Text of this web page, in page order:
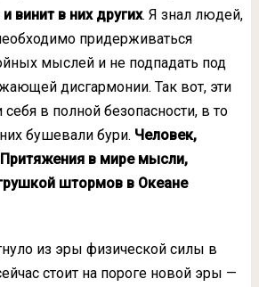
винит в них других. Я знал людей,
придерживаться
мыслей и не подпадать под
дисгармонии. Так вот, эти
в полной безопасности, в то
бу­шевали бури. Человек,
в мире мысли,
штормов в Океане
из эры физической силы в
стоит на по­роге новой эры —